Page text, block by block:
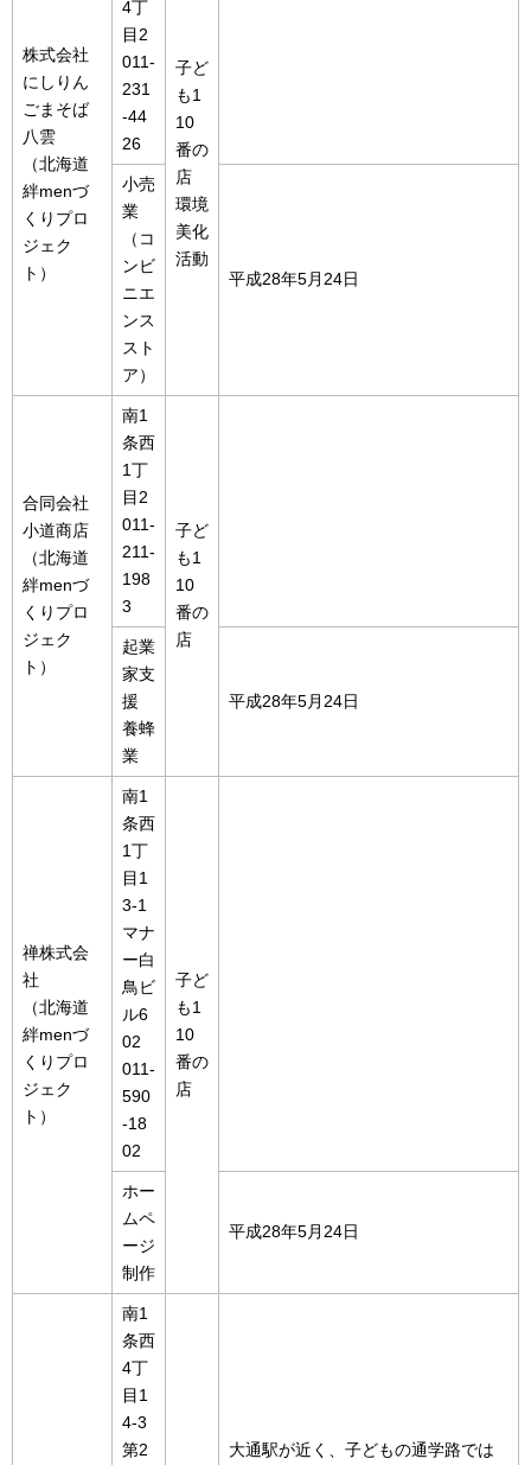
株式会社
にしりん
ごまそば
八雲
（北海道
絆menづ
くりプロ
ジェク
ト）
4丁
目2
011-
231
-44
26
子ど
も1
10
番の
店
環境
美化
活動
小売
業
（コ
ンビ
ニエ
ンス
スト
ア）
平成28年5月24日
合同会社
小道商店
（北海道
絆menづ
くりプロ
ジェク
ト）
南1
条西
1丁
目2
011-
211-
198
3
子ど
も1
10
番の
店
起業
家支
援
養蜂
業
平成28年5月24日
禅株式会
社
（北海道
絆menづ
くりプロ
ジェク
ト）
南1
条西
1丁
目1
3-1
マナ
ー白
鳥ビ
ル6
02
011-
590
-18
02
子ど
も1
10
番の
店
ホー
ムペ
ージ
制作
平成28年5月24日
南1
条西
4丁
目1
4-3
第2
大通駅が近く、子どもの通学路では